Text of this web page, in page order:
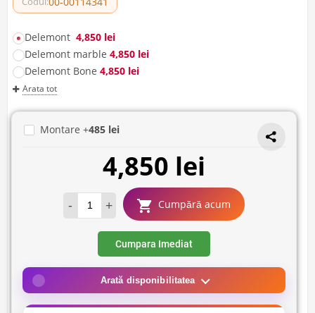
Delemont 4,850 lei
Delemont marble 4,850 lei
Delemont Bone 4,850 lei
Arata tot
Montare +485 lei
4,850 lei
- + Cumpără acum
Cumpara Imediat
Arată disponibilitatea